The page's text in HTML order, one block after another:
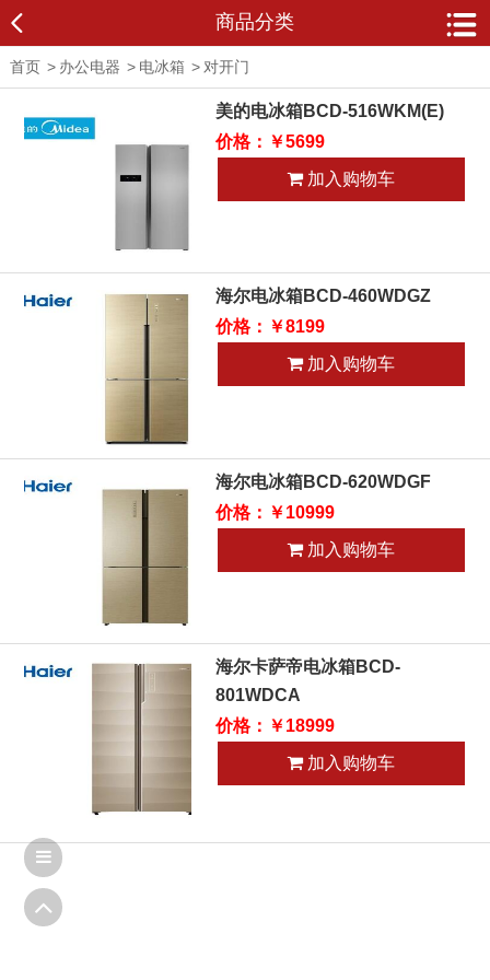
商品分类
首页 > 办公电器 > 电冰箱 > 对开门
美的电冰箱BCD-516WKM(E)
价格：￥5699
加入购物车
海尔电冰箱BCD-460WDGZ
价格：￥8199
加入购物车
海尔电冰箱BCD-620WDGF
价格：￥10999
加入购物车
海尔卡萨帝电冰箱BCD-
801WDCA
价格：￥18999
加入购物车